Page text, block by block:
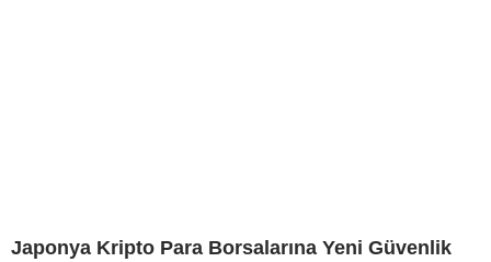
Japonya Kripto Para Borsalarına Yeni Güvenlik